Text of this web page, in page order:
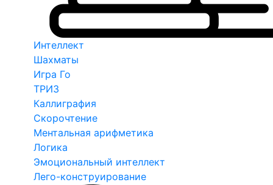
Интеллект
Шахматы
Игра Го
ТРИЗ
Каллиграфия
Скорочтение
Ментальная арифметика
Логика
Эмоциональный интеллект
Лего-конструирование